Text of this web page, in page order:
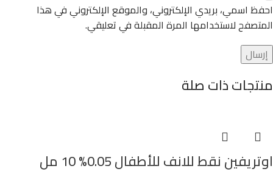
احفظ اسمي، بريدي الإلكتروني، والموقع الإلكتروني في هذا
المتصفح لاستخدامها المرة المقبلة في تعليقي.
منتجات ذات صلة
اوتريفين نقط للانف للأطفال 0.05% 10 مل